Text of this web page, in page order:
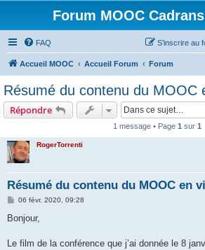
Forum MOOC
FAQ S’inscrire au
Accueil MOOC Accueil Forum Forum
Résumé du contenu du MOOC
Répondre
1 message • Page 1 sur 1
RogerTorrenti
Résumé du contenu du MOOC en
M
s
g
06 févr. 2020, 09:28
Bonjour,
Le film de la conférence que j’ai donnée le 8